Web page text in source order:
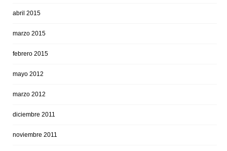
abril 2015
marzo 2015
febrero 2015
mayo 2012
marzo 2012
diciembre 2011
noviembre 2011